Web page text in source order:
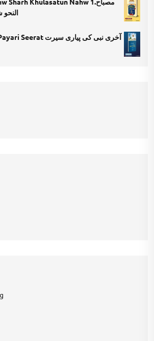
Akhri Nabi ki Payari Seerat آخری نبی کی پیاری سیرت